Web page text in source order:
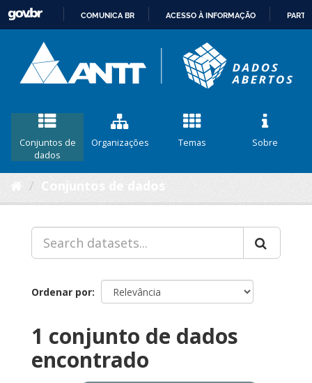
CONTEÚDO
COMUNICA BR ACESSO À INFORMAÇÃO
Conjuntos de
dados
Organizações Temas Sobre
Ordenar por
1 conjunto de dados
encontrado